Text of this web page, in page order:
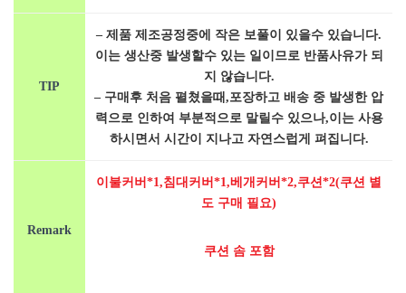
TIP
– 제품 제조공정중에 작은 보풀이 있을수 있습니다.
이는 생산중 발생할수 있는 일이므로 반품사유가 되
지 않습니다.
– 구매후 처음 펼쳤을때,포장하고 배송 중 발생한 압
력으로 인하여 부분적으로 말릴수 있으나,이는 사용
하시면서 시간이 지나고 자연스럽게 펴집니다.
Remark
이불커버*1,침대커버*1,베개커버*2,쿠션*2(쿠션 별
도 구매 필요)
쿠션 솜 포함